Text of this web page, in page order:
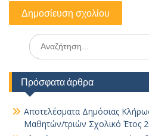
Search
for:
Πρόσφατα άρθρα
Αποτελέσματα Δημόσιας
Μαθητών/τριών Σχολικό Έτος